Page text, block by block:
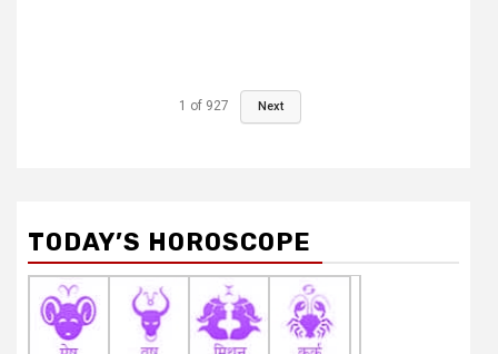
1 of 927 Next
TODAY’S HOROSCOPE